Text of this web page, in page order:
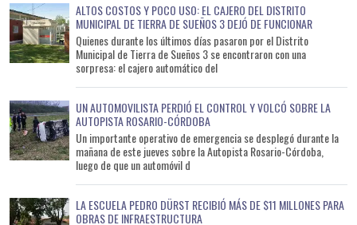
ALTOS COSTOS Y POCO USO: EL CAJERO DEL DISTRITO
MUNICIPAL DE TIERRA DE SUEÑOS 3 DEJÓ DE FUNCIONAR
Quienes durante los últimos días pasaron por el Distrito
Municipal de Tierra de Sueños 3 se encontraron con una
sorpresa: el cajero automático del
UN AUTOMOVILISTA PERDIÓ EL CONTROL Y VOLCÓ SOBRE LA
AUTOPISTA ROSARIO-CÓRDOBA
Un importante operativo de emergencia se desplegó durante la
mañana de este jueves sobre la Autopista Rosario-Córdoba,
luego de que un automóvil d
LA ESCUELA PEDRO DÜRST RECIBIÓ MÁS DE $11 MILLONES PARA
OBRAS DE INFRAESTRUCTURA